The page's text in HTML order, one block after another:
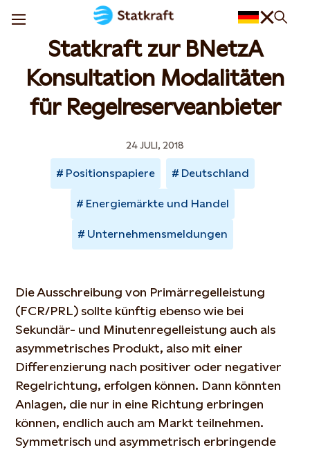
Statkraft zur BNetzA
Konsultation Modalitäten
für Regelreserveanbieter
24 JULI, 2018
Positionspapiere Deutschland
Energiemärkte und Handel
Unternehmensmeldungen
Die Ausschreibung von Primärregelleistung
(FCR/PRL) sollte künftig ebenso wie bei
Sekundär- und Minutenregelleistung auch als
asymmetrisches Produkt, also mit einer
Differenzierung nach positiver oder negativer
Regelrichtung, erfolgen können. Dann könnten
Anlagen, die nur in eine Richtung erbringen
können, endlich auch am Markt teilnehmen.
Symmetrisch und asymmetrisch erbringende